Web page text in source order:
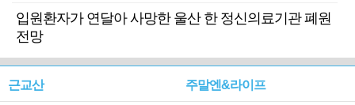
입원환자가 연달아 사망한 울산 한 정신의료기관 폐원
전망
근교산 주말엔&라이프